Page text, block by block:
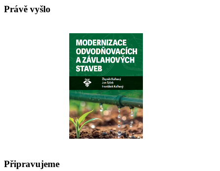
Právě vyšlo
Připravujeme